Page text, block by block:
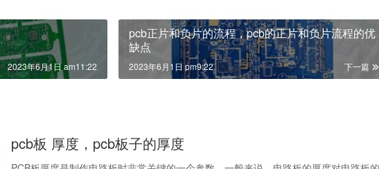
2023年6月1日 am11:22
pcb正片和负片的流程，pcb的正片和负片流程的优
缺点
下一篇
2023年6月1日 pm9:22
pcb板 厚度，pcb板子的厚度